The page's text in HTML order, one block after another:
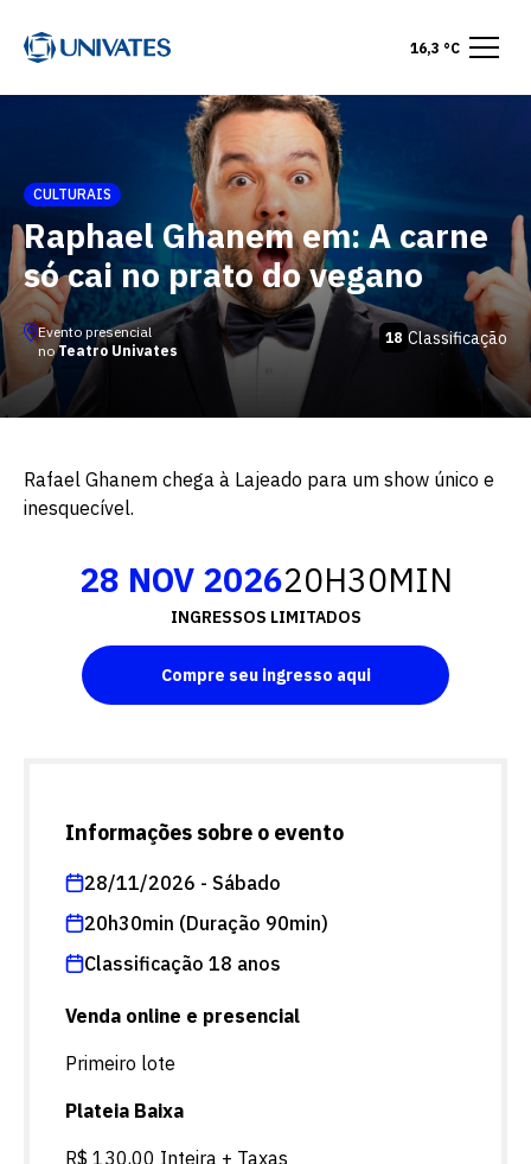
16,3 °C
CULTURAIS
Raphael Ghanem em: A carne
só cai no prato do vegano
Evento presencial
noTeatro Univates
18 Classificação
Rafael Ghanem chega à Lajeado para um show único e
inesquecível.
28 NOV 202620H30MIN
INGRESSOS LIMITADOS
Compre seu ingresso aqui
Informações sobre o evento
28/11/2026 - Sábado
20h30min (Duração 90min)
Classificação 18 anos
Venda online e presencial
Primeiro lote
Plateia Baixa
R$ 130,00 Inteira + Taxas